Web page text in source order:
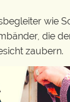
wie
die
zaubern.